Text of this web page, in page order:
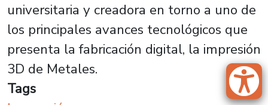
universitaria y creadora en torno a uno de
los principales avances tecnológicos que
presenta la fabricación digital, la impresión
3D de Metales.
Tags